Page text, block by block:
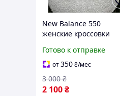
New Balance 550
женские кроссовки
серым кожаные ретро
брендовые на лето
Готово к отправке
от350₴/мес
2 100₴
3 000 ₴